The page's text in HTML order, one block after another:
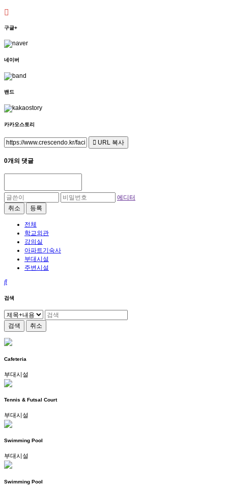
구글+
네이버
밴드
카카오스토리
URL 복사
0개의 댓글
에디터
취소
등록
전체
학교외관
강의실
아파트기숙사
부대시설
주변시설
검색
검색 취소
Cafeteria
부대시설
Tennis & Futsal Court
부대시설
Swimming Pool
부대시설
Swimming Pool